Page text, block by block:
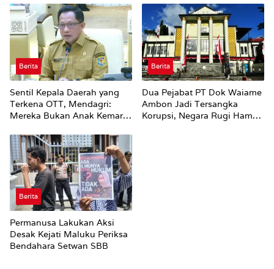
Berita
Sentil Kepala Daerah yang
Terkena OTT, Mendagri:
Mereka Bukan Anak Kemarin
Berita
Dua Pejabat PT Dok Waiame
Ambon Jadi Tersangka
Korupsi, Negara Rugi Hampir
Berita
Permanusa Lakukan Aksi
Desak Kejati Maluku Periksa
Bendahara Setwan SBB